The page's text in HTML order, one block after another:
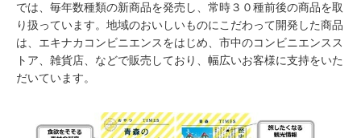
では、毎年数種類の新商品を発売し、常時３０種前後の商品を取
り扱っています。地域のおいしいものにこだわって開発した商品
は、エキナカコンビニエンスをはじめ、市中のコンビニエンスス
トア、雑貨店、などで販売しており、幅広いお客様に支持をいた
だいています。